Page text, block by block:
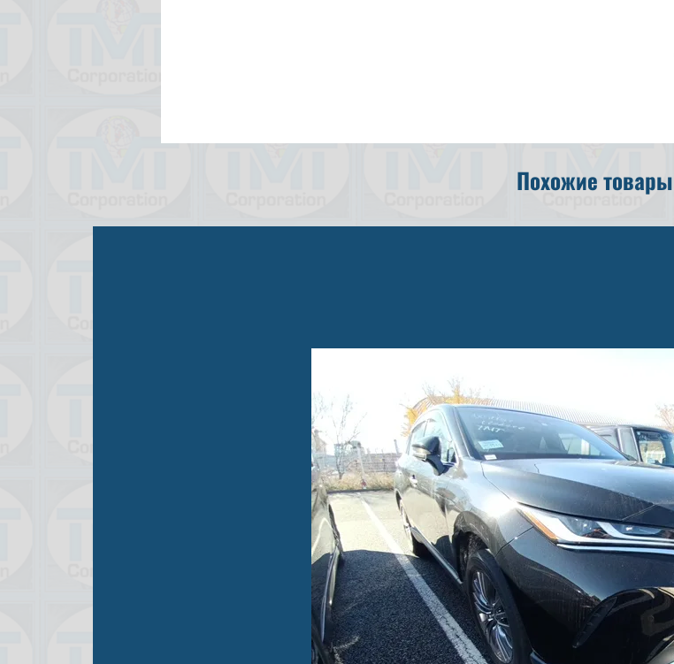
OPTIONAC,PS,PW,F5,ABS,
TRUCK /AERIAL WORK VEHICLEПохожие товары